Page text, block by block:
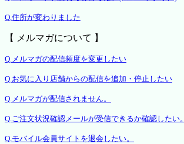
Q.住所が変わりました
【 メルマガについて 】
Q.メルマガの配信頻度を変更したい
Q.お気に入り店舗からの配信を追加・停止したい
Q.メルマガが配信されません。
Q.ご注文状況確認メールが受信できるか確認したい。
Q.モバイル会員サイトを退会したい。